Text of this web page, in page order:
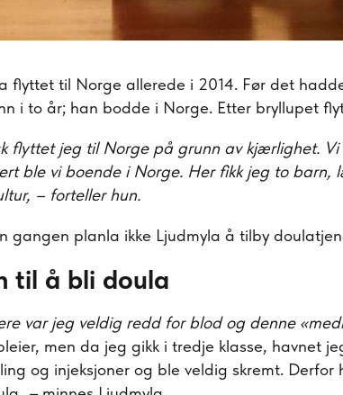
flyttet til Norge allerede i 2014. Før det
i to år; han bodde i Norge. Etter bryllupet
flyttet jeg til Norge på grunn av kjærlighet.
ble vi boende i Norge. Her fikk jeg to
– forteller hun.
gangen planla ikke Ljudmyla å tilby
til å bli doula
var jeg veldig redd for blod og denne
men da jeg gikk i tredje klasse, havnet
og injeksjoner og ble veldig skremt.